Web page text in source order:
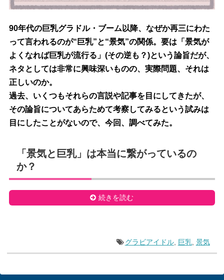
90年代の巨乳グラドル・ブーム以降、なぜか再三にわた
って言われるのが“巨乳”と“景気”の関係。要は「景気が
よくなれば巨乳が流行る」(その逆も？)という論旨だが、
ネタとしては非常に興味深いものの、実際問題、それは
正しいのか。
過去、いくつもそれらの言説や記事を目にしてきたが、
その論旨についてあらためて考察してみるという試みは
目にしたことがないので、今回、調べてみた。
「景気と巨乳」は本当に繋がっているの
か？
続きを読む
グラビアイドル, 巨乳, 景気